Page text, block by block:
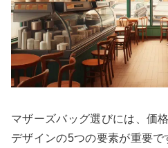
マザーズバッグ選びには、価
デザインの5つの要素が重要で